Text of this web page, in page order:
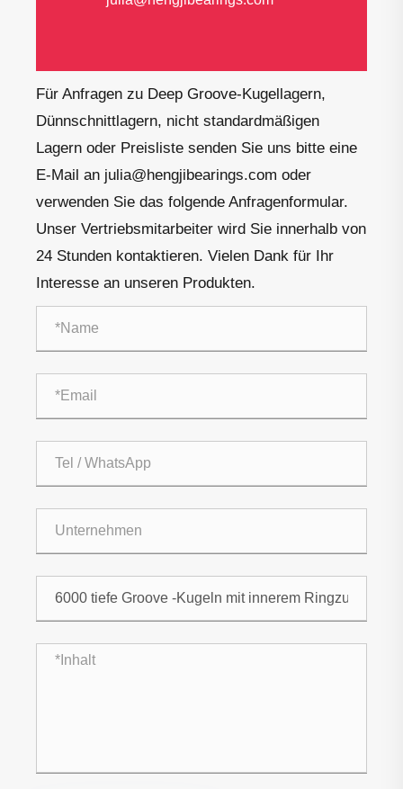
Für Anfragen zu Deep Groove-Kugellagern,
Dünnschnittlagern, nicht standardmäßigen
Lagern oder Preisliste senden Sie uns bitte eine
E-Mail an julia@hengjibearings.com oder
verwenden Sie das folgende Anfragenformular.
Unser Vertriebsmitarbeiter wird Sie innerhalb von
24 Stunden kontaktieren. Vielen Dank für Ihr
Interesse an unseren Produkten.